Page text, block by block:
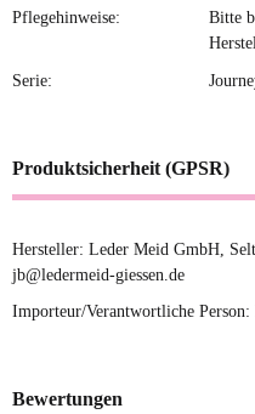
Pflegehinweise:
Bitte
Serie:
Produktsicherheit (GPSR)
Hersteller: Leder Meid GmbH,
jb@ledermeid-giessen.de
Importeur/Verantwortliche
Bewertungen